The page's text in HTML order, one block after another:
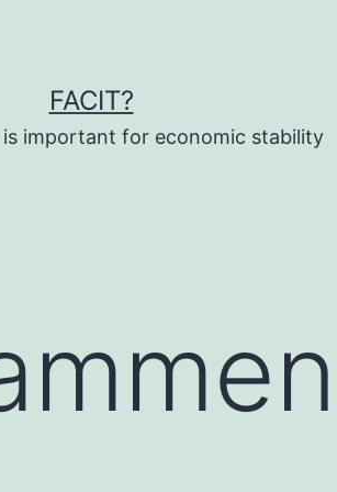
FACIT?
important for economic stability